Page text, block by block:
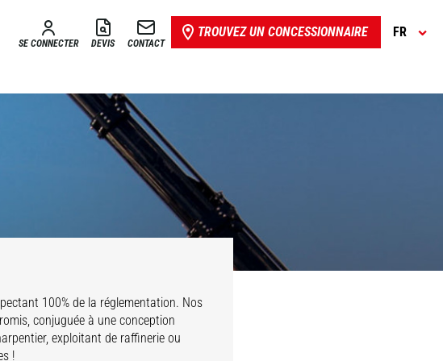
SE CONNECTER DEVIS CONTACT
TROUVEZ UN CONCESSIONNAIRE FR
100% de la réglementation. Nos
conjuguée à une conception
exploitant de raffinerie ou
!
extension